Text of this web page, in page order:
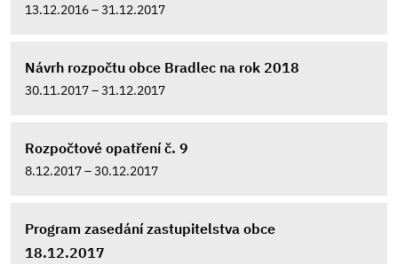
13.12.2016 – 31.12.2017
Návrh rozpočtu obce Bradlec na rok 2018
30.11.2017 – 31.12.2017
Rozpočtové opatření č. 9
8.12.2017 – 30.12.2017
Program zasedání zastupitelstva obce
18.12.2017